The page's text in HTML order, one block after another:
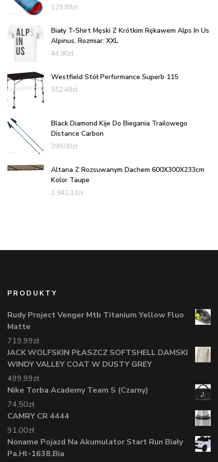
129,99zł
Biały T-Shirt Męski Z Krótkim Rękawem Alps In Us
Alpinus, Rozmiar: XXL
44,90zł
Westfield Stół Performance Superb 115
552,48zł
Black Diamond Kije Do Biegania Trailowego
Distance Carbon
399,00zł
Altana Z Rozsuwanym Dachem 600X300X233cm
Kolor Taupe
1 942,13zł
PRODUKTY
Rudy Project Venger Mtb Titanium Yellow Fluo
Matte
719,99zł
JACK WOLFSKIN PŁASZCZ SOFTSHELL DAMSKI
WINDY VALLEY COAT W DUSTY GREY
499,99zł
Nike Torba Academy Team S (Czarny)
74,50zł
CAMRY CR 4444
91,00zł
Noname Pojazd Na Akumulator Start Run Biały
Pa.Hl-1638.Bia